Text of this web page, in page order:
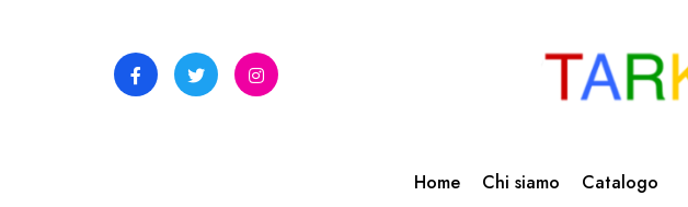
Home Chi siamo Catalogo